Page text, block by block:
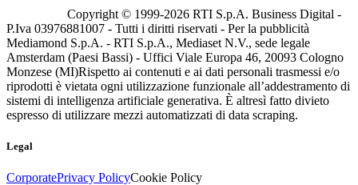
Copyright © 1999-2026 RTI S.p.A. Business Digital -
P.Iva 03976881007 - Tutti i diritti riservati - Per la pubblicità
Mediamond S.p.A. - RTI S.p.A., Mediaset N.V., sede legale
Amsterdam (Paesi Bassi) - Uffici Viale Europa 46, 20093 Cologno
Monzese (MI)Rispetto ai contenuti e ai dati personali trasmessi e/o
riprodotti è vietata ogni utilizzazione funzionale all’addestramento di
sistemi di intelligenza artificiale generativa. È altresì fatto divieto
espresso di utilizzare mezzi automatizzati di data scraping.
Legal
CorporatePrivacy PolicyCookie Policy